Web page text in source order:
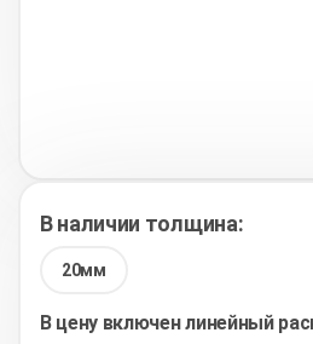
В наличии толщина:
20мм
В цену включен линейный